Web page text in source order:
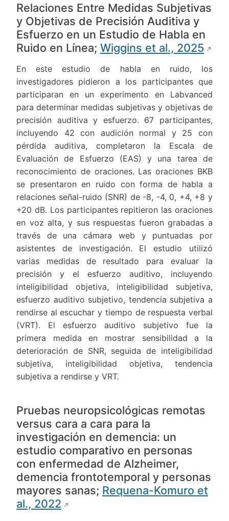
Relaciones Entre Medidas Subjetivas
y Objetivas de Precisión Auditiva y
Esfuerzo en un Estudio de Habla en
Ruido en Línea; Wiggins et al., 2025
En este estudio de habla en ruido, los
investigadores pidieron a los participantes que
participaran en un experimento en Labvanced
para determinar medidas subjetivas y objetivas de
precisión auditiva y esfuerzo. 67 participantes,
incluyendo 42 con audición normal y 25 con
pérdida auditiva, completaron la Escala de
Evaluación de Esfuerzo (EAS) y una tarea de
reconocimiento de oraciones. Las oraciones BKB
se presentaron en ruido con forma de habla a
relaciones señal-ruido (SNR) de -8, -4, 0, +4, +8 y
+20 dB. Los participantes repitieron las oraciones
en voz alta, y sus respuestas fueron grabadas a
través de una cámara web y puntuadas por
asistentes de investigación. El estudio utilizó
varias medidas de resultado para evaluar la
precisión y el esfuerzo auditivo, incluyendo
inteligibilidad objetiva, inteligibilidad subjetiva,
esfuerzo auditivo subjetivo, tendencia subjetiva a
rendirse al escuchar y tiempo de respuesta verbal
(VRT). El esfuerzo auditivo subjetivo fue la
primera medida en mostrar sensibilidad a la
deterioración de SNR, seguida de inteligibilidad
subjetiva, inteligibilidad objetiva, tendencia
subjetiva a rendirse y VRT.
Pruebas neuropsicológicas remotas
versus cara a cara para la
investigación en demencia: un
estudio comparativo en personas
con enfermedad de Alzheimer,
demencia frontotemporal y personas
mayores sanas; Requena-Komuro et
al., 2022